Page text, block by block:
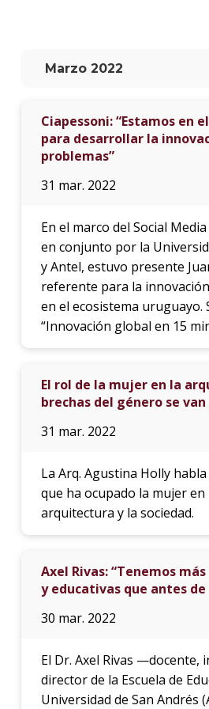
Marzo 2022
Ciapessoni: “Estamos en
para desarrollar la
problemas”
31 mar. 2022
En el marco del Social
en conjunto por la
y Antel, estuvo presente
referente para la
en el ecosistema uruguayo.
“Innovación global en 15
El rol de la mujer en la
brechas del género se
31 mar. 2022
La Arq. Agustina Holly
que ha ocupado la mujer
arquitectura y la sociedad.
Axel Rivas: “Tenemos
y educativas que antes
30 mar. 2022
El Dr. Axel Rivas —docente,
director de la Escuela de
Universidad de San Andrés